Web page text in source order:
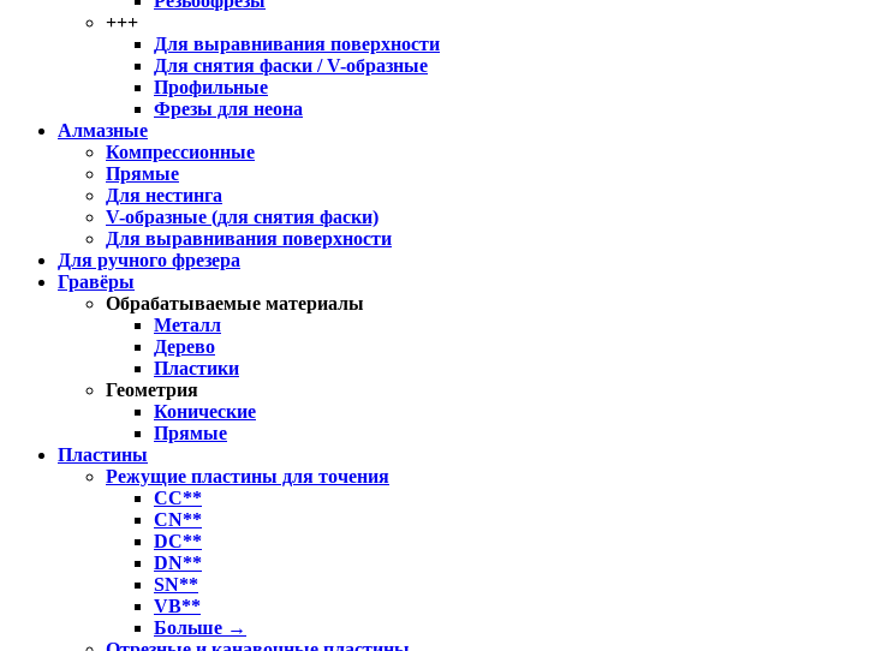
+++
Для выравнивания поверхности
Для снятия фаски / V-образные
Профильные
Фрезы для неона
Алмазные
Компрессионные
Прямые
Для нестинга
V-образные (для снятия фаски)
Для выравнивания поверхности
Для ручного фрезера
Гравёры
Обрабатываемые материалы
Металл
Дерево
Пластики
Геометрия
Конические
Прямые
Пластины
Режущие пластины для точения
CC**
CN**
DC**
DN**
SN**
VB**
Больше →